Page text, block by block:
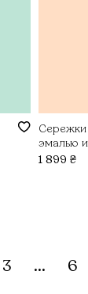
Сережки
эмалью
1 899 ₴
3 ... 6